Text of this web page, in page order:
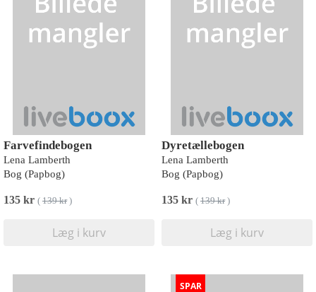
Farvefindebogen
Lena Lamberth
Bog (Papbog)
135 kr ( 139 kr)
Læg i kurv
Dyretællebogen
Lena Lamberth
Bog (Papbog)
135 kr ( 139 kr)
Læg i kurv
SPAR